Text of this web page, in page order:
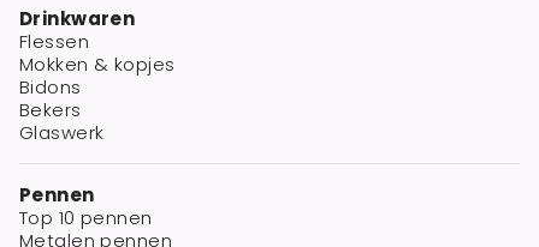
Drinkwaren
Flessen
Mokken & kopjes
Bidons
Bekers
Glaswerk
Pennen
Top 10 pennen
Metalen pennen